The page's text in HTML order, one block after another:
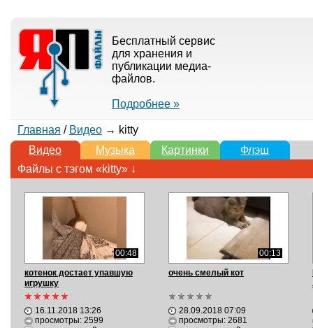
Бесплатный сервис
для хранения и
публикации медиа-
файлов.
Подробнее »
Главная / Видео→ kitty
Видео
Музыка Картинки
Флэш
Файлы с тэгом «kitty» ↓
00:48
котенок достает упавшую
игрушку
16.11.2018 13:26
просмотры: 2599
00:13
очень смелый кот
28.09.2018 07:09
просмотры: 2681